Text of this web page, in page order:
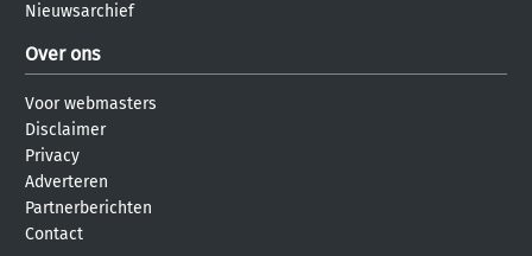
Nieuwsarchief
Over ons
Voor webmasters
Disclaimer
Privacy
Adverteren
Partnerberichten
Contact